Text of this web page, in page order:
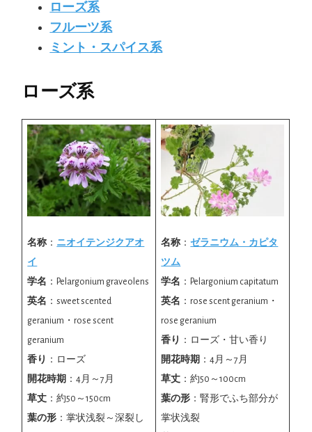
ローズ系
フルーツ系
ミント・スパイス系
ローズ系
名称 ： ニオイテンジクアオ
イ
学名 ：Pelargonium graveolens
英名 ：sweet scented
geranium・rose scent
geranium
香り
：ローズ
開花時期 ：4月～7月
草丈 ：約50～150cm
葉の形 ：掌状浅裂～深裂し
名称 ：ゼラニウム・カピタ
ツム
学名 ：Pelargonium capitatum
英名 ：rose scent geranium・
rose geranium
香り
：ローズ・甘い香り
開花時期 ：4月～7月
草丈 ：約50～100cm
葉の形 ：腎形でふち部分が
掌状浅裂